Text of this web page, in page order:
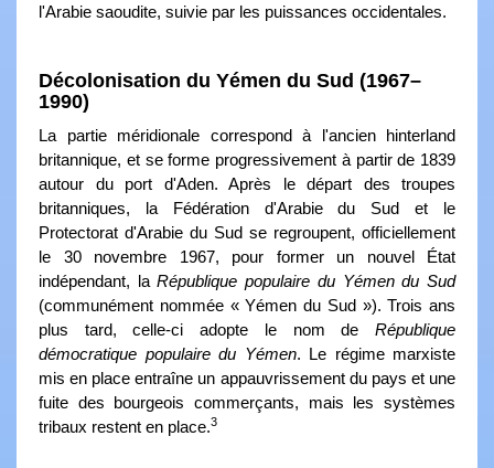
l'Arabie saoudite, suivie par les puissances occidentales.
Décolonisation du Yémen du Sud (1967–
1990)
La partie méridionale correspond à l'ancien hinterland
britannique, et se forme progressivement à partir de 1839
autour du port d'Aden. Après le départ des troupes
britanniques, la Fédération d'Arabie du Sud et le
Protectorat d'Arabie du Sud se regroupent, officiellement
le 30 novembre 1967, pour former un nouvel État
indépendant, laRépublique populaire du Yémen du Sud
(communément nommée « Yémen du Sud »). Trois ans
plus tard, celle-ci adopte le nom de République
démocratique populaire du Yémen. Le régime marxiste
mis en place entraîne un appauvrissement du pays et une
fuite des bourgeois commerçants, mais les systèmes
tribaux restent en place.3